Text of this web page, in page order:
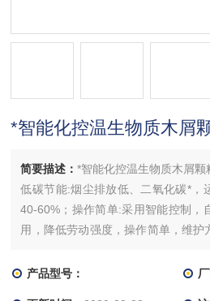
*智能化控温生物质木屑
简要描述：*智能化控温生物质木屑颗
低碳节能:烟尘排放低、二氧化碳*，
40-60%；操作简单:采用智能控制，
用，降低劳动强度，操作简单，维
机，烘干设备，干燥设备，燃煤炉
产品型号：